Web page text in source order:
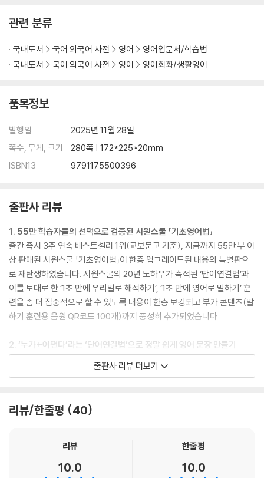
[16강] I was drinking coffee. 나는 커피를 마시고 있었어.
[17강] I like drinking coffee. 나는 커피 마시길 좋아해.
[18강] I want to drink coffee. 나는 커피 마시길 원해.
[19강] When do you drink coffee? 너는 언제 커피를 마시니?
‘when, where, how’로 의문사 의문문 만들고 말하기
‘what, who, why’로 의문사 의문문 만들고 말하기
[Review] 01~20강 단어연결법 총정리
관련 분류
국내도서 국어 외국어 사전 영어
영어입문서/학습법
국내도서
국어 외국어 사전 영어 영어회화/생활영어
품목정보
발행일
2025년 11월 28일
쪽수, 무게, 크기
280쪽 | 172*225*20mm
ISBN13
9791175500396
출판사 리뷰
1. 55만 학습자들의 선택으로 검증된 시원스쿨 「기초영어법」
출간 즉시 3주 연속 베스트셀러 1위(교보문고 기준), 지금까지 55만 부 이
상 판매된 시원스쿨 「기초영어법」이 한층 업그레이드된 내용의 특별판으
로 재탄생하였습니다. 시원스쿨의 20년 노하우가 축적된 ‘단어연결법’과
이를 토대로 한 ‘1초 만에 우리말로 해석하기’, ‘1초 만에 영어로 말하기’ 훈
련을 좀 더 집중적으로 할 수 있도록 내용이 한층 보강되고 부가 콘텐츠(말
하기 훈련용 음원 QR코드 100개)까지 풍성히 추가되었습니다.
2. ‘누가+어쩐다’라는 ‘단어연결법’으로 정말 쉽게 영어 문장 만들기
‘나(는) 커피(를) 마셔 = 마셔 나(는) 커피(를)’과 같이 우리말은 조사(은/
는/이/가/을/를)가 있어서 어순을 바꿔도 뜻이 통하지만 영어는 조사가 없
사)’라는 단어연결법만 지키면 끝! 본 교재는 이러한 ‘단어연결법’을 토대
3. 영어 문장을 듣자마자 ‘1초 만에 우리말로 해석하기’
출판사 리뷰 더보기
리뷰/한줄평 40
리뷰
10.0
한줄평
10.0